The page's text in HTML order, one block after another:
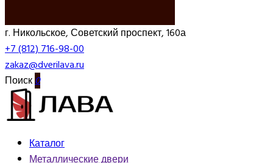
г. Никольское, Советский проспект, 160а
+7 (812) 716-98-00
zakaz@dverilava.ru
Поиск0
Каталог
Металлические двери